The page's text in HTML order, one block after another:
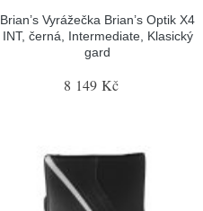
Brian’s Vyrážečka Brian’s Optik X4
INT, černá, Intermediate, Klasický
gard
8 149 Kč